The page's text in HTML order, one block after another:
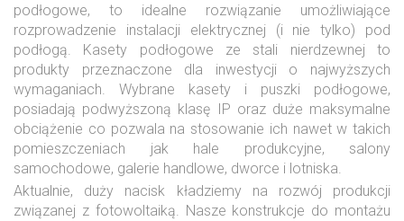
podłogowe, to idealne rozwiązanie umożliwiające
rozprowadzenie instalacji elektrycznej (i nie tylko) pod
podłogą. Kasety podłogowe ze stali nierdzewnej to
produkty przeznaczone dla inwestycji o najwyższych
wymaganiach. Wybrane kasety i puszki podłogowe,
posiadają podwyższoną klasę IP oraz duże maksymalne
obciążenie co pozwala na stosowanie ich nawet w takich
pomieszczeniach jak hale produkcyjne, salony
samochodowe, galerie handlowe, dworce i lotniska.
Aktualnie, duży nacisk kładziemy na rozwój produkcji
związanej z fotowoltaiką. Nasze konstrukcje do montażu